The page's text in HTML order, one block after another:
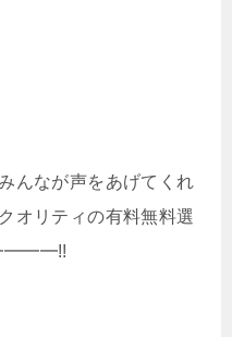
んなが声をあげてくれ
オリティの有料無料選